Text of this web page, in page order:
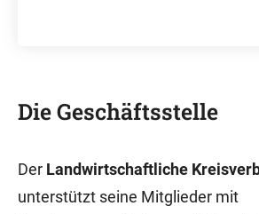
Die Geschäftsstelle
Der Landwirtschaftliche
unterstützt seine Mitglieder mit